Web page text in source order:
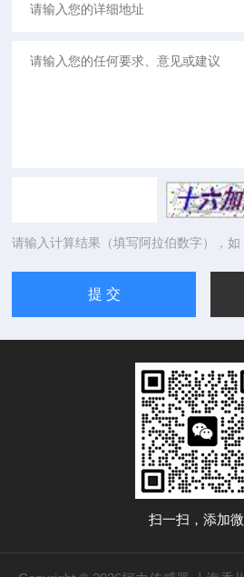
请输入计算结果（填写阿拉伯数字），如
扫一扫，添加